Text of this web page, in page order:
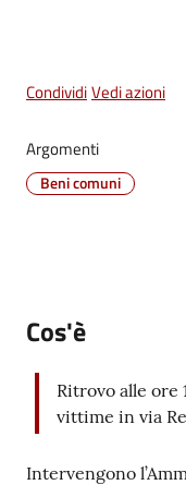
Trasparente
gli
argomenti...
Seguici
su
CondividiVedi azioni
Argomenti
Beni comuni
Cos'è
Ritrovo alle ore
vittime in via
Intervengono